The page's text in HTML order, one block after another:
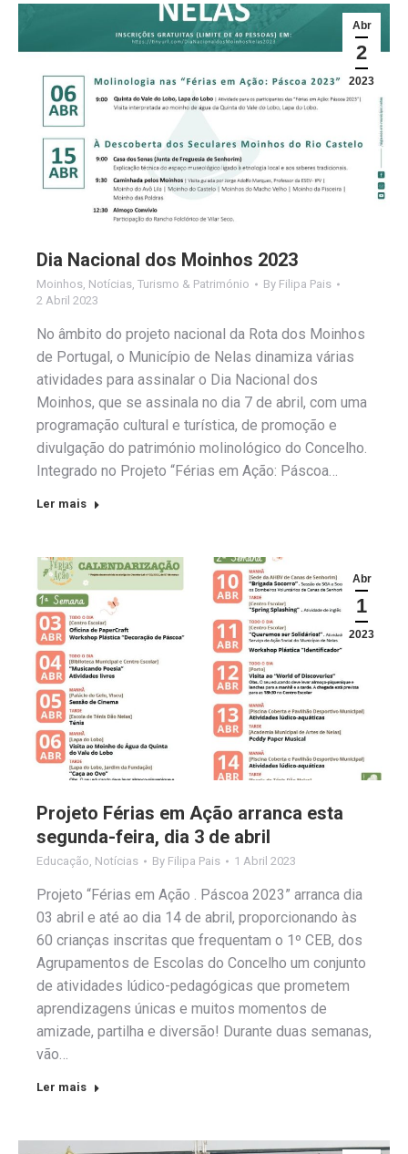
Abr
2
2023
Dia Nacional dos Moinhos 2023
Moinhos, Notícias, Turismo & Património By Filipa Pais
2 Abril 2023
No âmbito do projeto nacional da Rota dos Moinhos
de Portugal, o Município de Nelas dinamiza várias
atividades para assinalar o Dia Nacional dos
Moinhos, que se assinala no dia 7 de abril, com uma
programação cultural e turística, de promoção e
divulgação do património molinológico do Concelho.
Integrado no Projeto “Férias em Ação: Páscoa…
Ler mais
Abr
1
2023
Projeto Férias em Ação arranca esta
segunda-feira, dia 3 de abril
Educação Notícias By Filipa Pais 1 Abril 2023
Projeto “Férias em Ação . Páscoa 2023” arranca dia
03 abril e até ao dia 14 de abril, proporcionando às
60 crianças inscritas que frequentam o 1º CEB, dos
Agrupamentos de Escolas do Concelho um conjunto
de atividades lúdico-pedagógicas que prometem
aprendizagens únicas e muitos momentos de
amizade, partilha e diversão! Durante duas semanas,
vão…
Ler mais